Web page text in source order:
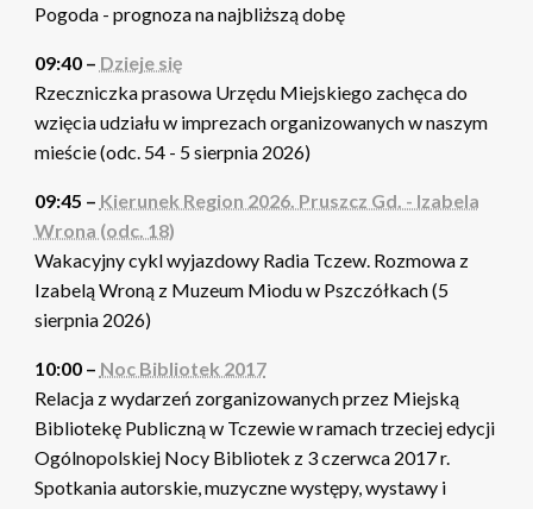
Pogoda - prognoza na najbliższą dobę
09:40 – Dzieje się
Rzeczniczka prasowa Urzędu Miejskiego zachęca do
wzięcia udziału w imprezach organizowanych w naszym
mieście (odc. 54 - 5 sierpnia 2026)
09:45 – Kierunek Region 2026. Pruszcz Gd. - Izabela
Wrona (odc. 18)
Wakacyjny cykl wyjazdowy Radia Tczew. Rozmowa z
Izabelą Wroną z Muzeum Miodu w Pszczółkach (5
sierpnia 2026)
10:00 – Noc Bibliotek 2017
Relacja z wydarzeń zorganizowanych przez Miejską
Bibliotekę Publiczną w Tczewie w ramach trzeciej edycji
Ogólnopolskiej Nocy Bibliotek z 3 czerwca 2017 r.
Spotkania autorskie, muzyczne występy, wystawy i